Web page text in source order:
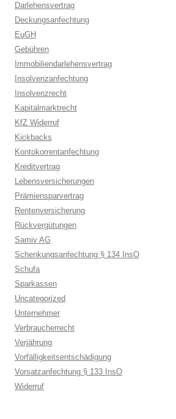
Darlehensvertrag
Deckungsanfechtung
EuGH
Gebühren
Immobiliendarlehensvertrag
Insolvenzanfechtung
Insolvenzrecht
Kapitalmarktrecht
KfZ Widerruf
Kickbacks
Kontokorrentanfechtung
Kreditvertrag
Lebensversicherungen
Prämiensparvertrag
Rentenversicherung
Rückvergütungen
Samiv AG
Schenkungsanfechtung § 134 InsO
Schufa
Sparkassen
Uncategorized
Unternehmer
Verbraucherrecht
Verjährung
Vorfälligkeitsentschädigung
Vorsatzanfechtung § 133 InsO
Widerruf